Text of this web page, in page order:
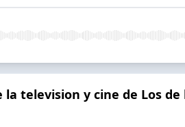
la television y cine de Los de